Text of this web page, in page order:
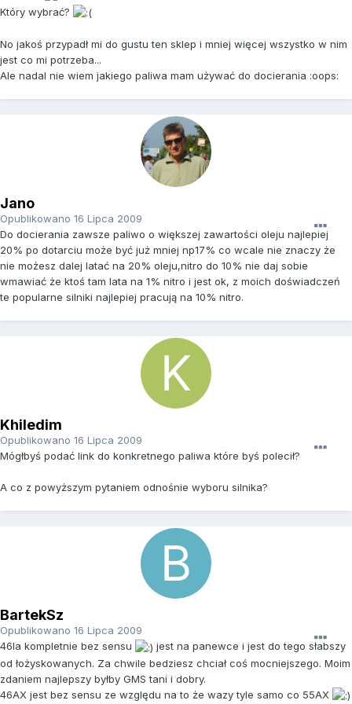
Który wybrać?
No jakoś przypadł mi do gustu ten sklep i mniej więcej wszystko w nim
jest co mi potrzeba...
Ale nadal nie wiem jakiego paliwa mam używać do docierania :oops:
Jano
Opublikowano 16 Lipca 2009
Do docierania zawsze paliwo o większej zawartości oleju najlepiej
20% po dotarciu może być już mniej np17% co wcale nie znaczy że
nie możesz dalej latać na 20% oleju,nitro do 10% nie daj sobie
wmawiać że ktoś tam lata na 1% nitro i jest ok, z moich doświadczeń
te popularne silniki najlepiej pracują na 10% nitro.
Khiledim
Opublikowano 16 Lipca 2009
Mógłbyś podać link do konkretnego paliwa które byś polecił?
A co z powyższym pytaniem odnośnie wyboru silnika?
BartekSz
Opublikowano 16 Lipca 2009
46la kompletnie bez sensu
jest na panewce i jest do tego słabszy
od łożyskowanych. Za chwile bedziesz chciał coś mocniejszego. Moim
zdaniem najlepszy byłby GMS tani i dobry.
46AX jest bez sensu ze względu na to że wazy tyle samo co 55AX